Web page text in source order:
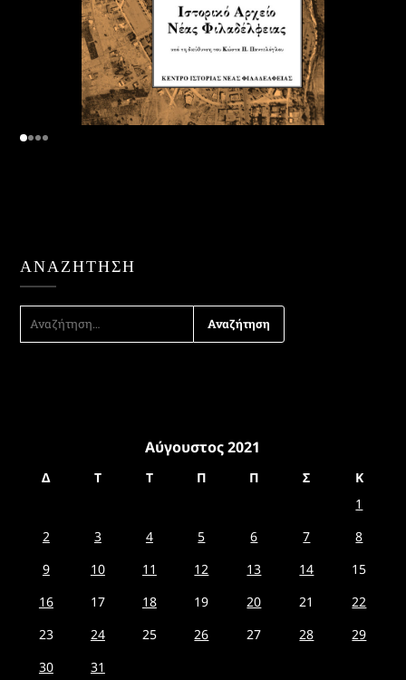
ΑΝΑΖΉΤΗΣΗ
ΑΝΑΖΉΤΗΣΗ
ΓΙΑ:
Αύγουστος 2021
Δ Τ Τ Π Π Σ
Κ
1
2
3 4 5 6 7
8
9
10 11 12 13 14
15
16
17 18 19 20 21
22
23
24 25 26 27 28
29
30
31